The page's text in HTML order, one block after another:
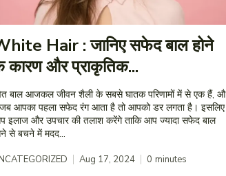
Hair : जानिए सफेद बाल होने
कारण और प्राकृतिक...
बाल आजकल जीवन शैली के सबसे घातक परिणामों में से एक हैं, औ
आपका पहला सफेद रंग आता है तो आपको डर लगता है। इसलिए
इलाज और उपचार की तलाश करेंगे ताकि आप ज्यादा सफेद बाल
से बचने में मदद...
Aug 17, 2024 0 minutes